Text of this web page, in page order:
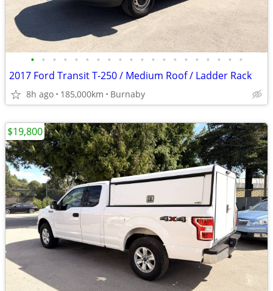
• • • • • • • • • • • • • • • • • • • •
2017 Ford Transit T-250 / Medium Roof / Ladder Rack
8h ago 185,000km Burnaby
$19,800